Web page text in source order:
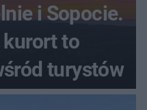
i Sopocie.
to
turystów